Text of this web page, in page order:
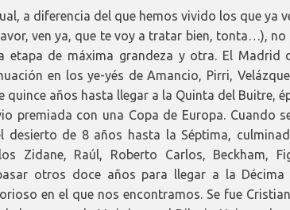
a diferencia del que hemos vivido los que ya
ven ya, que te voy a tratar bien, tonta…),
etapa de máxima grandeza y otra. El Madrid
en los ye-yés de Amancio, Pirri,
quince años hasta llegar a la Quinta del Buitre,
premiada con una Copa de Europa. Cuando
desierto de 8 años hasta la Séptima,
Zidane, Raúl, Roberto Carlos, Beckham,
otros doce años para llegar a la Décima
en el que nos encontramos. Se fue